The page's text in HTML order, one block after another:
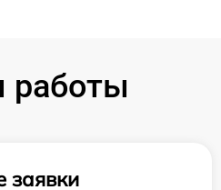
работы
заявки